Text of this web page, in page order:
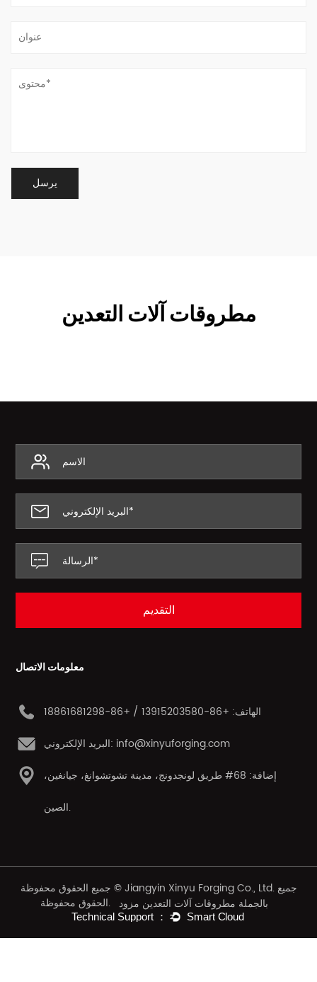
مطروقات آلات التعدين
معلومات الاتصال
الهاتف: +86-13915203580 / +86-18861681298
البريد الإلكتروني: info@xinyuforging.com
إضافة: 68# طريق لونجدونج، مدينة تشوتشوانغ، جيانغين،
الصين.
جميع الحقوق محفوظة © Jiangyin Xinyu Forging Co., Ltd. جميع
الحقوق محفوظة. بالجملة مطروقات آلات التعدين مزود